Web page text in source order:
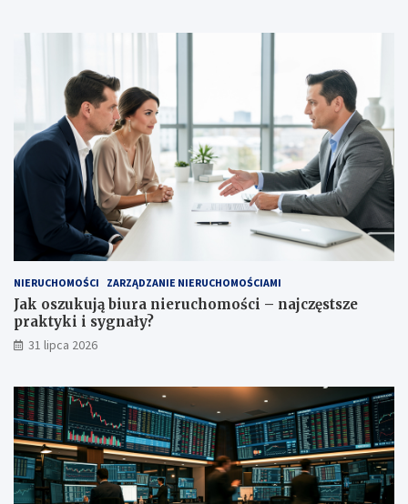
NIERUCHOMOŚCI ZARZĄDZANIE NIERUCHOMOŚCIAMI
Jak oszukują biura nieruchomości – najczęstsze
praktyki i sygnały?
31 lipca 2026